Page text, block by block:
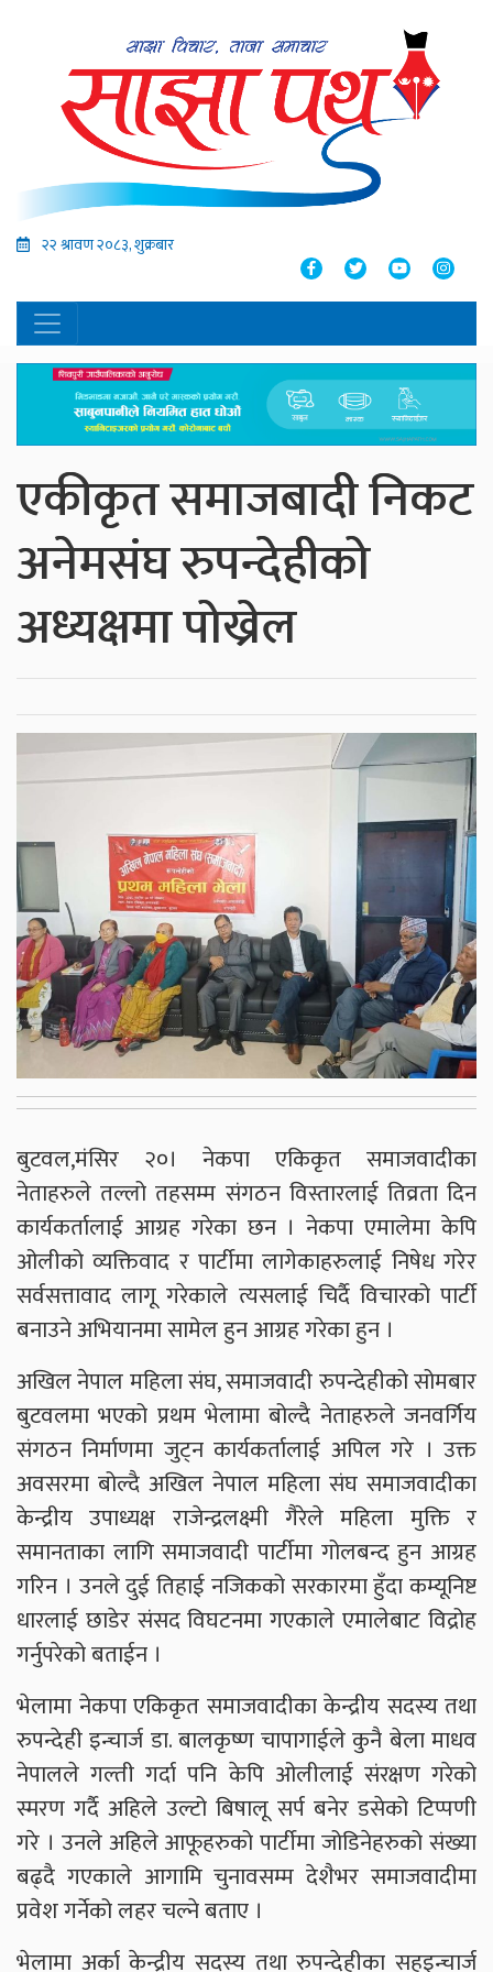
२२ श्रावण २०८३, शुक्रबार
एकीकृत समाजबादी निकट
अनेमसंघ रुपन्देहीको
अध्यक्षमा पोख्रेल
बुटवल,मंसिर २०। नेकपा एकिकृत समाजवादीका
नेताहरुले तल्लो तहसम्म संगठन विस्तारलाई तिव्रता दिन
कार्यकर्तालाई आग्रह गरेका छन । नेकपा एमालेमा केपि
ओलीको व्यक्तिवाद र पार्टीमा लागेकाहरुलाई निषेध गरेर
सर्वसत्तावाद लागू गरेकाले त्यसलाई चिर्दै विचारको पार्टी
बनाउने अभियानमा सामेल हुन आग्रह गरेका हुन ।
अखिल नेपाल महिला संघ, समाजवादी रुपन्देहीको सोमबार
बुटवलमा भएको प्रथम भेलामा बोल्दै नेताहरुले जनवर्गिय
संगठन निर्माणमा जुट्न कार्यकर्तालाई अपिल गरे । उक्त
अवसरमा बोल्दै अखिल नेपाल महिला संघ समाजवादीका
केन्द्रीय उपाध्यक्ष राजेन्द्रलक्ष्मी गैरेले महिला मुक्ति र
समानताका लागि समाजवादी पार्टीमा गोलबन्द हुन आग्रह
गरिन । उनले दुई तिहाई नजिकको सरकारमा हुँदा कम्यूनिष्ट
धारलाई छाडेर संसद विघटनमा गएकाले एमालेबाट विद्रोह
गर्नुपरेको बताईन ।
भेलामा नेकपा एकिकृत समाजवादीका केन्द्रीय सदस्य तथा
रुपन्देही इन्चार्ज डा. बालकृष्ण चापागाईले कुनै बेला माधव
नेपालले गल्ती गर्दा पनि केपि ओलीलाई संरक्षण गरेको
स्मरण गर्दै अहिले उल्टो बिषालू सर्प बनेर डसेको टिप्पणी
गरे । उनले अहिले आफूहरुको पार्टीमा जोडिनेहरुको संख्या
बढ्दै गएकाले आगामि चुनावसम्म देशैभर समाजवादीमा
प्रवेश गर्नेको लहर चल्ने बताए ।
भेलामा अर्का केन्द्रीय सदस्य तथा रुपन्देहीका सहइन्चार्ज